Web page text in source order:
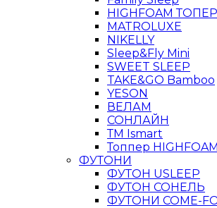
HIGHFOAM ТОПЕР
MATROLUXE
NIKELLY
Sleep&Fly Mini
SWEET SLEEP
TAKE&GO Bamboo
YESON
ВЕЛАМ
СОНЛАЙН
ТМ Ismart
Топпер HIGHFOAM
ФУТОНИ
ФУТОН USLEEP
ФУТОН СОНЕЛЬ
ФУТОНИ COME-